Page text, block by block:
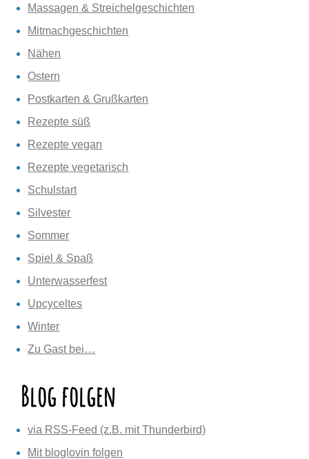
Massagen & Streichelgeschichten
Mitmachgeschichten
Nähen
Ostern
Postkarten & Grußkarten
Rezepte süß
Rezepte vegan
Rezepte vegetarisch
Schulstart
Silvester
Sommer
Spiel & Spaß
Unterwasserfest
Upcyceltes
Winter
Zu Gast bei…
Blog folgen
via RSS-Feed (z.B. mit Thunderbird)
Mit bloglovin folgen